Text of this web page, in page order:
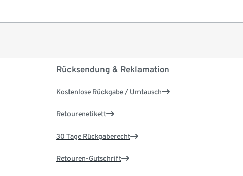
Rücksendung & Reklamation
Kostenlose Rückgabe / Umtausch
Retourenetikett
30 Tage Rückgaberecht
Retouren-Gutschrift